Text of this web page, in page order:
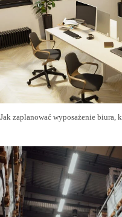
Jak zaplanować wyposażenie biura,